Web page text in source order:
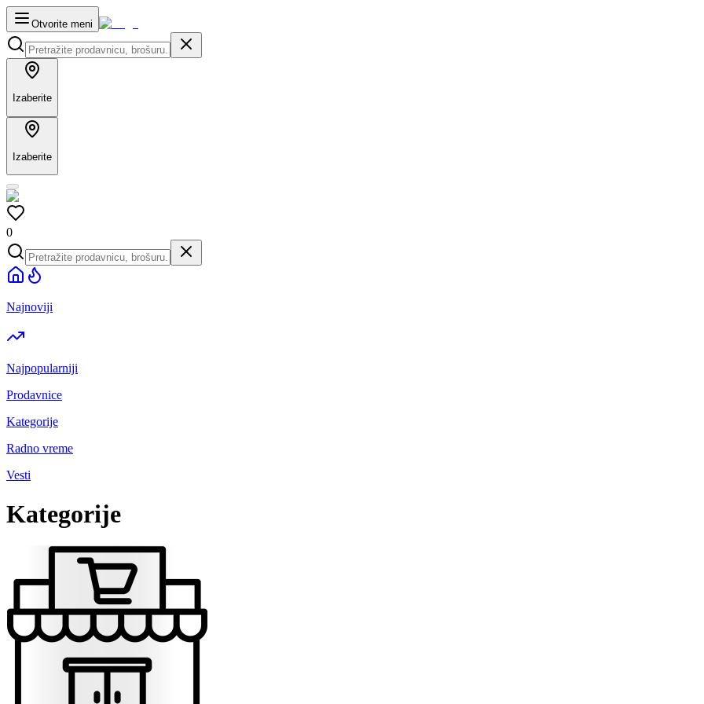
Otvorite meni
Izaberite
Izaberite
0
Najnoviji
Najpopularniji
Prodavnice
Kategorije
Radno vreme
Vesti
Kategorije